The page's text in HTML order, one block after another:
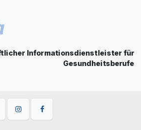
Informationsdienstleister für
Gesundheitsberufe